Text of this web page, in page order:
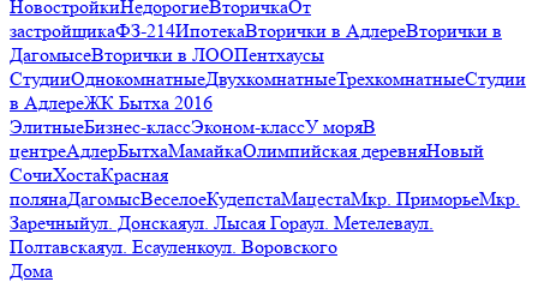
НовостройкиНедорогиеВторичкаОт
застройщикаФЗ-214ИпотекаВторички в АдлереВторички в
ДагомысеВторички в ЛООПентхаусы
СтудииОднокомнатныеДвухкомнатныеТрехкомнатныеСтудии
в АдлереЖК Бытха 2016
ЭлитныеБизнес-классЭконом-классУ моряВ
центреАдлерБытхаМамайкаОлимпийская деревняНовый
СочиХостаКрасная
полянаДагомысВеселоеКудепстаМацестаМкр. ПриморьеМкр.
Заречныйул. Донскаяул. Лысая Гораул. Метелеваул.
Полтавскаяул. Есауленкоул. Воровского
Дома